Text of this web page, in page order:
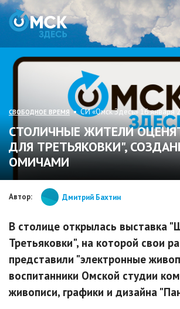
СВОБОДНОЕ ВРЕМЯ • СИ «Омск Здесь» 16 января
СТОЛИЧНЫЕ ЖИТЕЛИ
ДЛЯ ТРЕТЬЯКОВКИ",
ОМИЧАМИ
Автор: Дмитрий Бахтин
В столице открылась выставка
Третьяковки", на которой свои
представили "электронные
воспитанники Омской студии
живописи, графики и дизайна